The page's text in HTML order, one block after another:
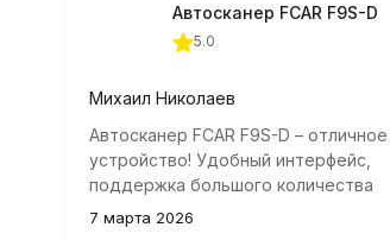
Автосканер FCAR F9S-D
5.0
Михаил Николаев
Автосканер FCAR F9S-D – отличное
устройство! Удобный интерфейс,
поддержка большого количества
марок авто и отличная русификация.
7 марта 2026